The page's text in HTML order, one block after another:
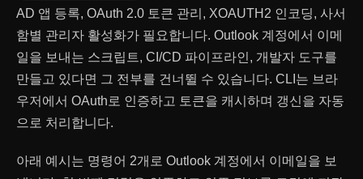
AD 앱 등록, OAuth 2.0 토큰 관리, XOAUTH2 인코딩, 사서
함별 관리자 활성화가 필요합니다. Outlook 계정에서 이메
일을 보내는 스크립트, CI/CD 파이프라인, 개발자 도구를
만들고 있다면 그 전부를 건너뛸 수 있습니다. CLI는 브라
우저에서 OAuth로 인증하고 토큰을 캐시하며 갱신을 자동
으로 처리합니다.
아래 예시는 명령어 2개로 Outlook 계정에서 이메일을 보